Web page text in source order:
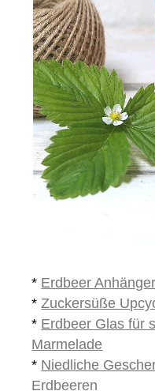
* Erdbeer
*Zuckersüße
* Erdbeer Glas für
Marmelade
* Niedliche
Erdbeeren